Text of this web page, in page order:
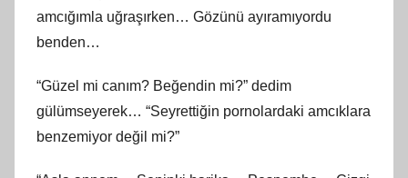
amcığımla uğraşırken… Gözünü ayıramıyordu
benden…
“Güzel mi canım? Beğendin mi?” dedim
gülümseyerek… “Seyrettiğin pornolardaki amcıklara
benzemiyor değil mi?”